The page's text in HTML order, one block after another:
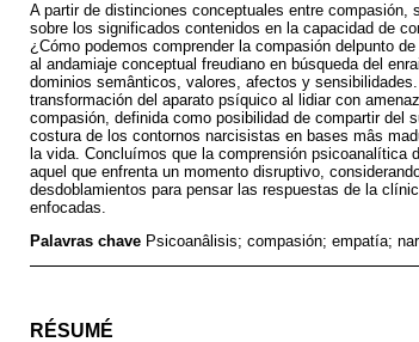
A partir de distinciones conceptuales entre
sobre los significados contenidos en la capacidad de
¿Cómo podemos comprender la compasión delpunto
al andamiaje conceptual freudiano en búsqueda del
dominios semânticos, valores, afectos y
transformación del aparato psíquico al lidiar con
compasión, definida como posibilidad de compartir del
costura de los contornos narcisistas en bases mâs
la vida. Concluímos que la comprensión psicoanalítica
aquel que enfrenta un momento disruptivo,
desdoblamientos para pensar las respuestas de la
enfocadas.
Palavras chave Psicoanâlisis; compasión; empatía;
RÉSUMÉ